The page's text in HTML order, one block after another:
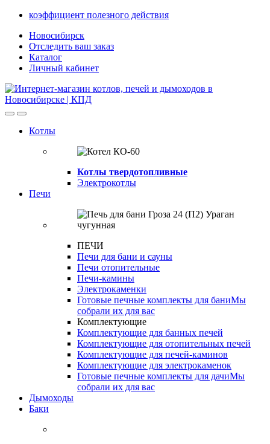
Skip
navigation
Skip
content
коэффициент полезного действия
Новосибирск
Отследить ваш заказ
Каталог
Личный кабинет
OpenClose
Котлы
Котлы твердотопливные
Электрокотлы
Печи
ПЕЧИ
Печи для бани и сауны
Печи отопительные
Печи-камины
Электрокаменки
Готовые печные комплекты для баниМы
собрали их для вас
Комплектующие
Комплектующие для банных печей
Комплектующие для отопительных печей
Комплектующие для печей-каминов
Комплектующие для электрокаменок
Готовые печные комплекты для дачиМы
собрали их для вас
Дымоходы
Баки